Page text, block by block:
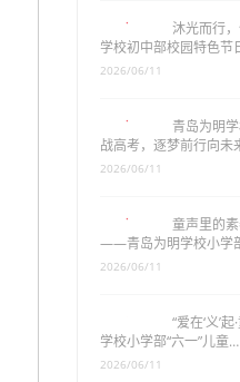
沐光而行
学校初中部校园特色节
2026/06/11
青岛为明
战高考，逐梦前行向未
2026/06/11
童声里的
——青岛为明学校小学
2026/06/11
“爱在‘义’
学校小学部“六一”儿童…
2026/06/11